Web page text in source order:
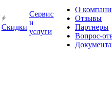
Скидки
Сервис
и
услуги
О
Отзывы
Партнеры
Вопрос-